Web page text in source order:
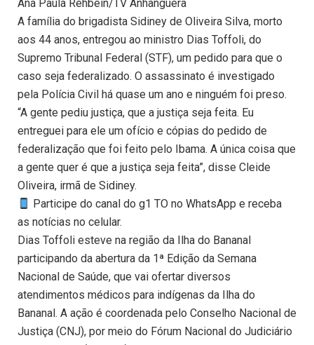
Ana Paula Rehbein/TV Anhanguera
A família do brigadista Sidiney de Oliveira Silva, morto
aos 44 anos, entregou ao ministro Dias Toffoli, do
Supremo Tribunal Federal (STF), um pedido para que o
caso seja federalizado. O assassinato é investigado
pela Polícia Civil há quase um ano e ninguém foi preso.
“A gente pediu justiça, que a justiça seja feita. Eu
entreguei para ele um ofício e cópias do pedido de
federalização que foi feito pelo Ibama. A única coisa que
a gente quer é que a justiça seja feita”, disse Cleide
Oliveira, irmã de Sidiney.
Participe do canal do g1 TO no WhatsApp e receba
as notícias no celular.
Dias Toffoli esteve na região da Ilha do Bananal
participando da abertura da 1ª Edição da Semana
Nacional de Saúde, que vai ofertar diversos
atendimentos médicos para indígenas da Ilha do
Bananal. A ação é coordenada pelo Conselho Nacional de
Justiça (CNJ), por meio do Fórum Nacional do Judiciário